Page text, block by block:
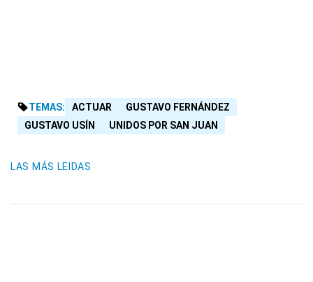
TEMAS: ACTUAR
GUSTAVO FERNÁNDEZ
GUSTAVO USÍN
UNIDOS POR SAN JUAN
LAS MÁS LEIDAS